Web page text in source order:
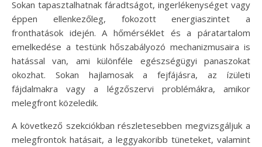
Sokan tapasztalhatnak fáradtságot, ingerlékenységet vagy
éppen ellenkezőleg, fokozott energiaszintet a
fronthatások idején. A hőmérséklet és a páratartalom
emelkedése a testünk hőszabályozó mechanizmusaira is
hatással van, ami különféle egészségügyi panaszokat
okozhat. Sokan hajlamosak a fejfájásra, az ízületi
fájdalmakra vagy a légzőszervi problémákra, amikor
melegfront közeledik.
A következő szekciókban részletesebben megvizsgáljuk a
melegfrontok hatásait, a leggyakoribb tüneteket, valamint